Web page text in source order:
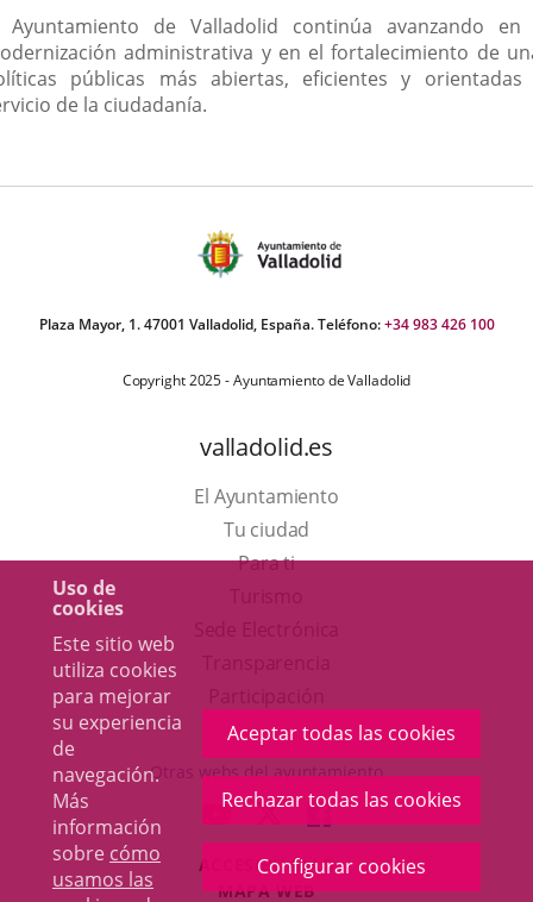
Uso de
cookies
Este sitio web
utiliza cookies
para mejorar
su experiencia
de
navegación.
Más
información
sobre cómo
usamos las
Aceptar todas las cookies
Rechazar todas las cookies
Configurar cookies
Ayuntamiento de Valladolid continúa avanzando en
administrativa y en el fortalecimiento de
públicas más abiertas, eficientes y orientadas
de la ciudadanía.
Plaza Mayor, 1. 47001 Valladolid, España. Teléfono:+34 983 426 100
Copyright 2025 - Ayuntamiento de Valladolid
valladolid.es
El Ayuntamiento
Tu ciudad
Para ti
en
una
ventana
nueva.
aplicación
externa.
Otras webs del ayuntamiento
ENLACE
A
UNA
ENLACE
A
UNA
ENLACE
A
UNA
ACCESIBILIDAD
MAPA WEB